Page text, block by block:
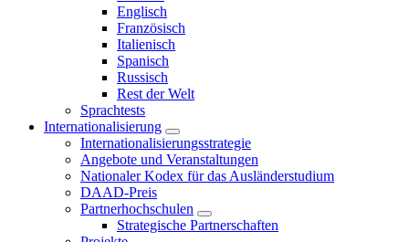
Englisch
Französisch
Italienisch
Spanisch
Russisch
Rest der Welt
Sprachtests
Internationalisierung
Internationalisierungsstrategie
Angebote und Veranstaltungen
Nationaler Kodex für das Ausländerstudium
DAAD-Preis
Partnerhochschulen
Strategische Partnerschaften